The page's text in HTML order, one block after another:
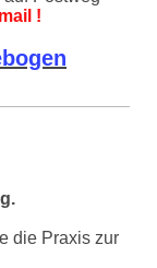
!
die Praxis zur